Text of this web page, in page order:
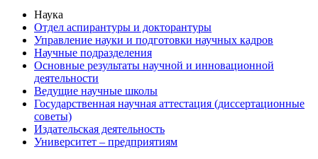
Наука
Отдел аспирантуры и докторантуры
Управление науки и подготовки научных кадров
Научные подразделения
Основные результаты научной и инновационной
деятельности
Ведущие научные школы
Государственная научная аттестация (диссертационные
советы)
Издательская деятельность
Университет – предприятиям